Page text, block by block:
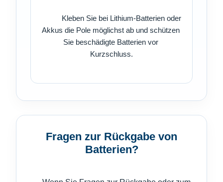
Akkus die Pole möglichst ab und schützen
Sie beschädigte Batterien vor
Kurzschluss.
Fragen zur Rückgabe von
Batterien?